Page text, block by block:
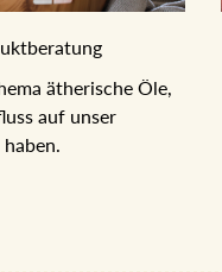
ätherische Öle,
auf unser